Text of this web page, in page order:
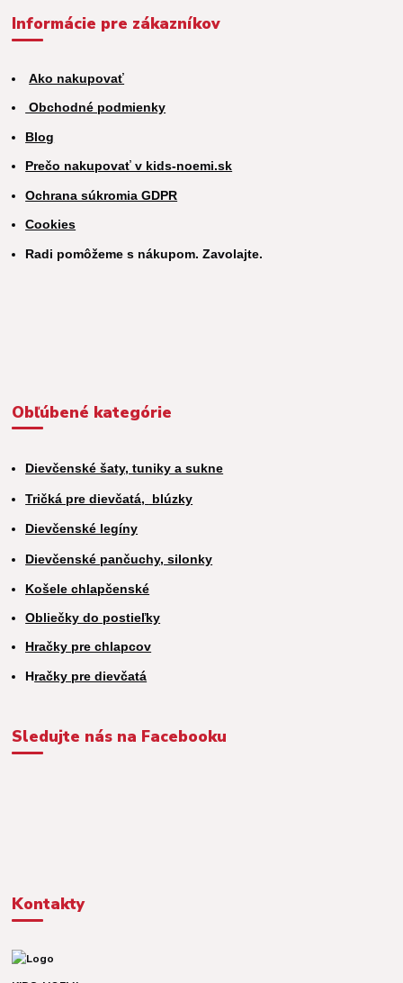
Informácie pre zákazníkov
Ako nakupovať
Obchodné podmienky
Blog
Prečo nakupovať v kids-noemi.sk
Ochrana súkromia GDPR
Cookies
Radi pomôžeme s nákupom. Zavolajte.
Obľúbené kategórie
Dievčenské šaty, tuniky a sukne
Tričká pre dievčatá, blúzky
Dievčenské legíny
Dievčenské pančuchy, silonky
Košele chlapčenské
Obliečky do postieľky
Hračky pre chlapcov
Hračky pre dievčatá
Sledujte nás na Facebooku
Kontakty